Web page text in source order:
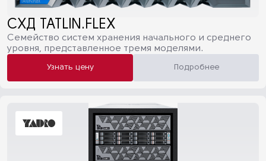
СХД TATLIN.FLEX
Семейство систем хранения начального и среднего
уровня, представленное тремя моделями.
Узнать цену Подробнее